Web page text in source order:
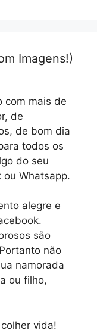
Imagens!)
com mais de
de
de bom dia
todos os
do seu
ou Whatsapp.
alegre e
são
não
namorada
ou filho,
vida!